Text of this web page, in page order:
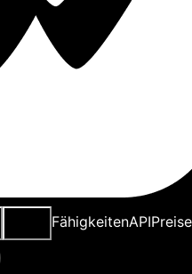
FähigkeitenAPIPreise